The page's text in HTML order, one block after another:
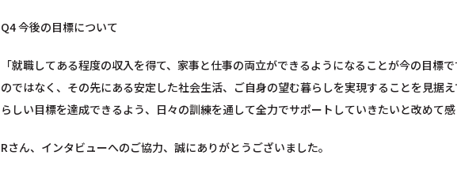
Q4 今後の目標について
「就職してある程度の収入を得て、家事と仕事の両立ができるようになることが今の目標
のではなく、その先にある安定した社会生活、ご自身の望む暮らしを実現することを見据
らしい目標を達成できるよう、日々の訓練を通して全力でサポートしていきたいと改めて感
Rさん、インタビューへのご協力、誠にありがとうございました。